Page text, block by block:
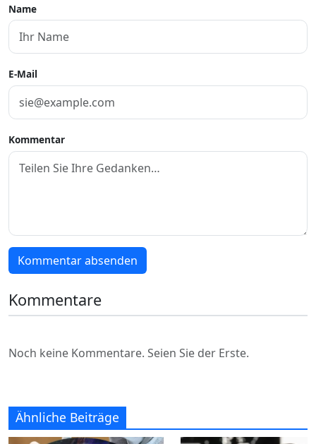
Name
E-Mail
Kommentar
Kommentar absenden
Kommentare
Noch keine Kommentare. Seien Sie der Erste.
Ähnliche Beiträge